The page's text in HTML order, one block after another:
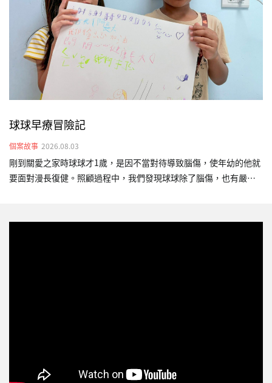
胎時，父親已被遣返回國，身為失聯移工的她，在印尼家鄉仍有年
邁父母需撫養，經濟壓力極其沉重。求助無援之際…
球球早療冒險記
個案故事 2026.08.03
剛到關愛之家時球球才1歲，是因不當對待導致腦傷，使年幼的他就
要面對漫長復健。照顧過程中，我們發現球球除了腦傷，也有嚴重
職能早療，陪伴他一點一點練習。3年的陪伴，原本全身無力、長期